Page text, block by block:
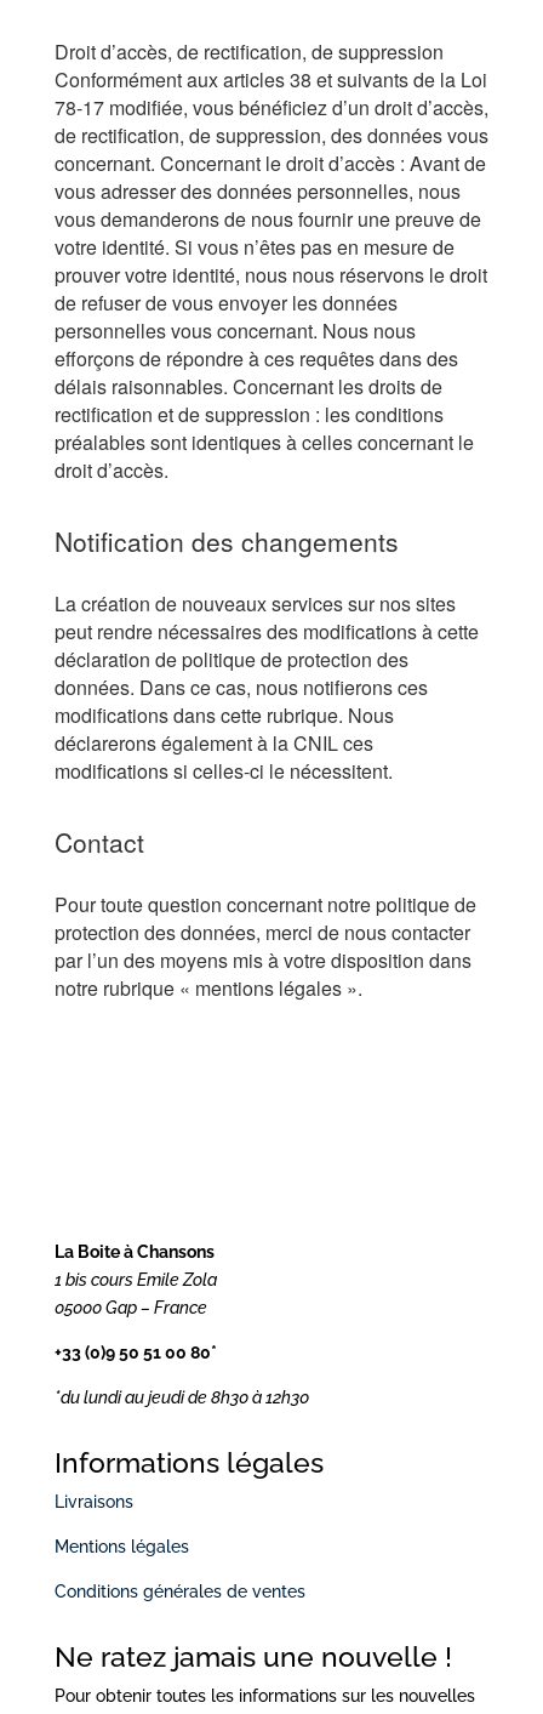
Droit d’accès, de rectification, de suppression
Conformément aux articles 38 et suivants de la Loi
78-17 modifiée, vous bénéficiez d’un droit d’accès,
de rectification, de suppression, des données vous
concernant. Concernant le droit d’accès : Avant de
vous adresser des données personnelles, nous
vous demanderons de nous fournir une preuve de
votre identité. Si vous n’êtes pas en mesure de
prouver votre identité, nous nous réservons le droit
de refuser de vous envoyer les données
personnelles vous concernant. Nous nous
efforçons de répondre à ces requêtes dans des
délais raisonnables. Concernant les droits de
rectification et de suppression : les conditions
préalables sont identiques à celles concernant le
droit d’accès.
Notification des changements
La création de nouveaux services sur nos sites
peut rendre nécessaires des modifications à cette
déclaration de politique de protection des
données. Dans ce cas, nous notifierons ces
modifications dans cette rubrique. Nous
déclarerons également à la CNIL ces
modifications si celles-ci le nécessitent.
Contact
Pour toute question concernant notre politique de
protection des données, merci de nous contacter
par l’un des moyens mis à votre disposition dans
notre rubrique « mentions légales ».
La Boite à Chansons
1 bis cours Emile Zola
05000 Gap – France
+33 (0)9 50 51 00 80*
*du lundi au jeudide 8h30 à 12h30
Informations légales
Livraisons
Mentions légales
Conditions générales de ventes
Ne ratez jamais une nouvelle !
Pour obtenir toutes les informations sur les nouvelles